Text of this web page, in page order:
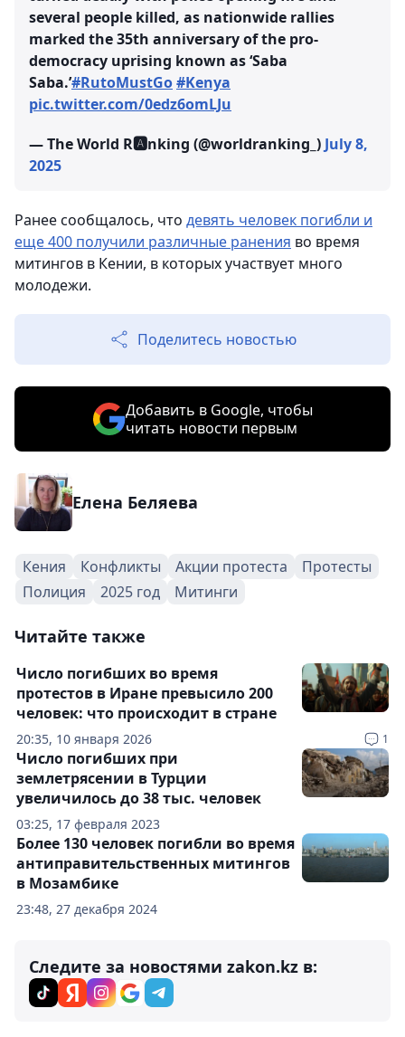
several people killed, as nationwide rallies
marked the 35th anniversary of the pro-
democracy uprising known as ‘Saba
Saba.’#RutoMustGo#Kenya
pic.twitter.com/0edz6omLJu
— The World R🅰️nking (@worldranking_)July 8,
2025
Ранее сообщалось, что девять человек погибли и
еще 400 получили различные ранения во время
митингов в Кении, в которых участвует много
молодежи.
Поделитесь новостью
Добавить в Google, чтобы
читать новости первым
Елена Беляева
Кения Конфликты Акции протеста
Протесты
Полиция
2025 год Митинги
Читайте также
20:35, 10 января 2026 1
Число погибших во время
протестов в Иране превысило 200
человек: что происходит в стране
03:25, 17 февраля 2023
Число погибших при
землетрясении в Турции
увеличилось до 38 тыс. человек
23:48, 27 декабря 2024
Более 130 человек погибли во время
антиправительственных митингов
в Мозамбике
Следите за новостями zakon.kz в: